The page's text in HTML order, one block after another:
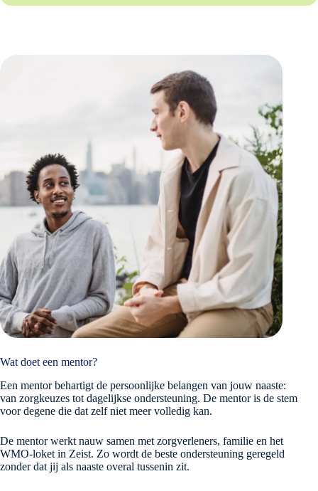
Wat doet een mentor?
Een mentor behartigt de persoonlijke belangen van jouw naaste:
van zorgkeuzes tot dagelijkse ondersteuning. De mentor is de stem
voor degene die dat zelf niet meer volledig kan.
De mentor werkt nauw samen met zorgverleners, familie en het
WMO-loket in Zeist. Zo wordt de beste ondersteuning geregeld
zonder dat jij als naaste overal tussenin zit.